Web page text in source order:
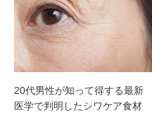
20代男性が知って得する最新
医学で判明したシワケア食材